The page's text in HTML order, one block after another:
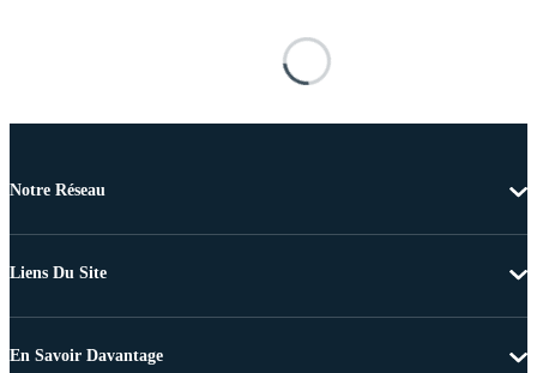
Notre Réseau
Liens Du Site
En Savoir Davantage